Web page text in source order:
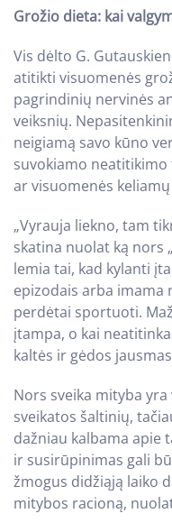
Grožio dieta: kai
Vis dėlto G.
atitikti visuomenės
pagrindinių nervinės
veiksnių.
neigiamą savo kūno
suvokiamo
ar visuomenės
„Vyrauja liekno, tam
skatina nuolat ką nors
lemia tai, kad kylanti
epizodais arba
perdėtai sportuoti.
įtampa, o kai
kaltės ir gėdos
Nors sveika mityba
sveikatos šaltinių,
dažniau kalbama apie
ir susirūpinimas gali
žmogus didžiąją laiko
mitybos racioną,